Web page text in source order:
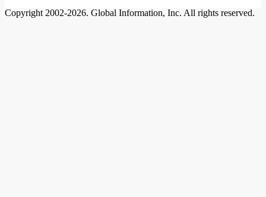
Copyright 2002-2026. Global Information, Inc. All rights reserved.